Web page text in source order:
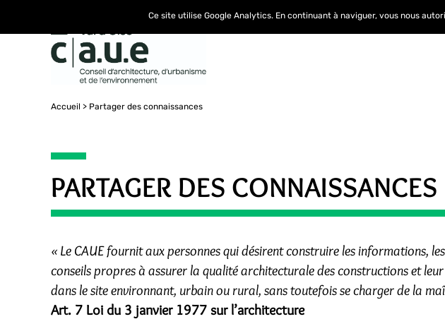
Accueil Partager des connaissances
PARTAGER DES CONNAISSANCES
« Le CAUE fournit aux personnes qui désirent construire les informations,
conseils propres à assurer la qualité architecturale des constructions et
dans le site environnant, urbain ou rural, sans toutefois se charger de la
Art. 7 Loi du 3 janvier 1977 sur l’architecture
Ce site utilise Google Analytics. En continuant à naviguer, vous nous